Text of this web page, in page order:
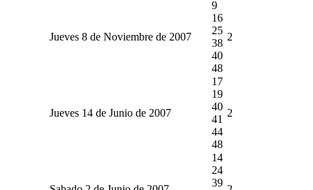
Jueves 8 de Noviembre de 2007
9
16
25
38
40
48
2
Jueves 14 de Junio de 2007
17
19
40
41
44
48
2
14
24
39